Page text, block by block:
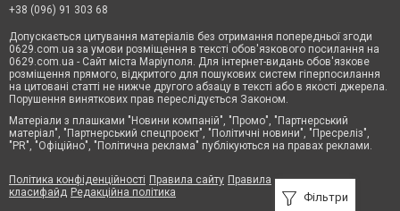
Фільтри
+38 (096) 91 303 68
Допускається цитування матеріалів без отримання попередньої згоди
0629.com.ua за умови розміщення в тексті обов'язкового посилання на
0629.com.ua - Сайт міста Маріуполя. Для інтернет-видань обов'язкове
розміщення прямого, відкритого для пошукових систем гіперпосилання
на цитовані статті не нижче другого абзацу в тексті або в якості джерела.
Порушення виняткових прав переслідується Законом.
Матеріали з плашками "Новини компаній", "Промо", "Партнерський
матеріал", "Партнерський спецпроєкт", "Політичні новини", "Пресреліз",
"PR", "Офіційно", "Політична реклама" публікуються на правах реклами.
Політика конфіденційності Правила сайту Правила
класифайд Редакційна політика